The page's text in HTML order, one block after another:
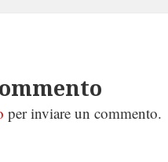
per inviare un commento.